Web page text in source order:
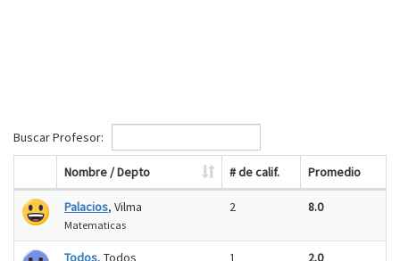
Buscar Profesor:
Nombre / Depto # de calif. Promedio
Palacios, Vilma
Matematicas
2 8.0
Todos, Todos 1 2.0